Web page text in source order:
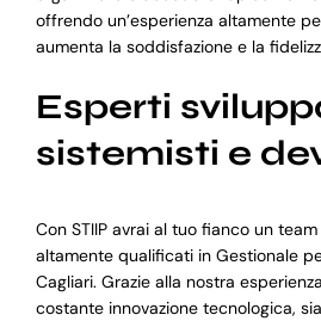
offrendo un’esperienza altamente
aumenta la soddisfazione e la
Esperti
sistemisti e
Con STIIP avrai al tuo fianco un
altamente qualificati in Gestionale
Cagliari. Grazie alla nostra
costante innovazione tecnologica,